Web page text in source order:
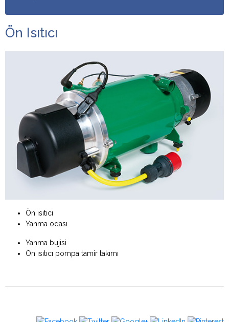
Ön Isıtıcı
Ön ısıtıcı
Yanma odası
Yanma bujisi
Ön ısıtıcı pompa tamir takımı